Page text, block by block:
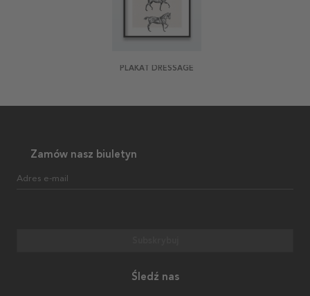
PLAKAT DRESSAGE
Zamów nasz biuletyn
Adres e-mail
Śledź nas